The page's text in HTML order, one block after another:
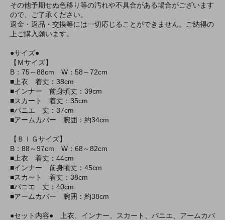
その他予期せぬ色移り等の汚れや不具合がある場合がございます
ので、ご了承ください。
返金・返品・交換等には一切応じることができません。ご納得の
上ご購入願います。
●サイズ●
【Ｍサイズ】
B：75～88cm W：58～72cm
■上衣 着丈：38cm
■インナー 前身頃丈：39cm
■スカート 着丈：35cm
■パニエ 丈：37cm
■アームカバー 腕囲：約34cm
【ＢＩＧサイズ】
B：88～97cm W：68～82cm
■上衣 着丈：44cm
■インナー 前身頃丈：45cm
■スカート 着丈：38cm
■パニエ 丈：40cm
■アームカバー 腕囲：約38cm
●セット内容● 上衣、インナー、スカート、パニエ、アームカバ